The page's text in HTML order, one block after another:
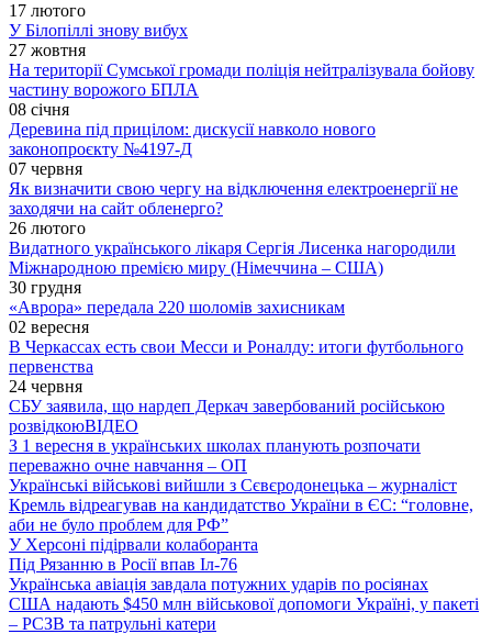
17 лютого
У Білопіллі знову вибух
27 жовтня
На території Сумської громади поліція нейтралізувала бойову
частину ворожого БПЛА
08 січня
Деревина під прицілом: дискусії навколо нового
законопроєкту №4197-Д
07 червня
Як визначити свою чергу на відключення електроенергії не
заходячи на сайт обленерго?
26 лютого
Видатного українського лікаря Сергія Лисенка нагородили
Міжнародною премією миру (Німеччина – США)
30 грудня
«Аврора» передала 220 шоломів захисникам
02 вересня
В Черкассах есть свои Месси и Роналду: итоги футбольного
первенства
24 червня
СБУ заявила, що нардеп Деркач завербований російською
розвідкоюВІДЕО
З 1 вересня в українських школах планують розпочати
переважно очне навчання – ОП
Українські військові вийшли з Сєвєродонецька – журналіст
Кремль відреагував на кандидатство України в ЄС: “головне,
аби не було проблем для РФ”
У Херсоні підірвали колаборанта
Під Рязанню в Росії впав Іл-76
Українська авіація завдала потужних ударів по росіянах
США надають $450 млн військової допомоги Україні, у пакеті
– РСЗВ та патрульні катери